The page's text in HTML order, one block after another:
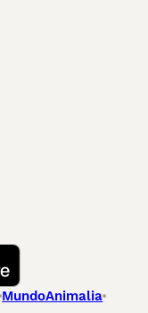
MundoAnimalia